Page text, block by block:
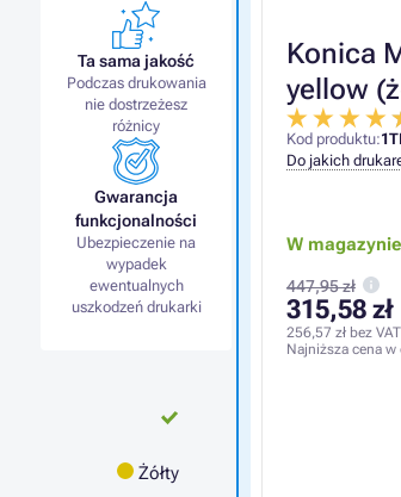
Konica
yellow
Kod produktu:
Do jakich
W
447,95 zł
315,58 zł
256,57 zł bez VAT
Najniższa cena
Ta sama jakość
Podczas drukowania
nie dostrzeżesz
różnicy
Gwarancja
funkcjonalności
Ubezpieczenie na
wypadek
ewentualnych
uszkodzeń drukarki
Żółty